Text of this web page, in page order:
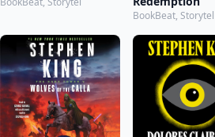
BookBeat, Storytel